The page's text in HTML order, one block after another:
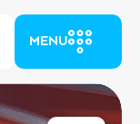
MENU